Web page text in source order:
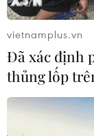
Vụ cháy
người
vietnamplus.vn
Đã xác định
thủng lốp